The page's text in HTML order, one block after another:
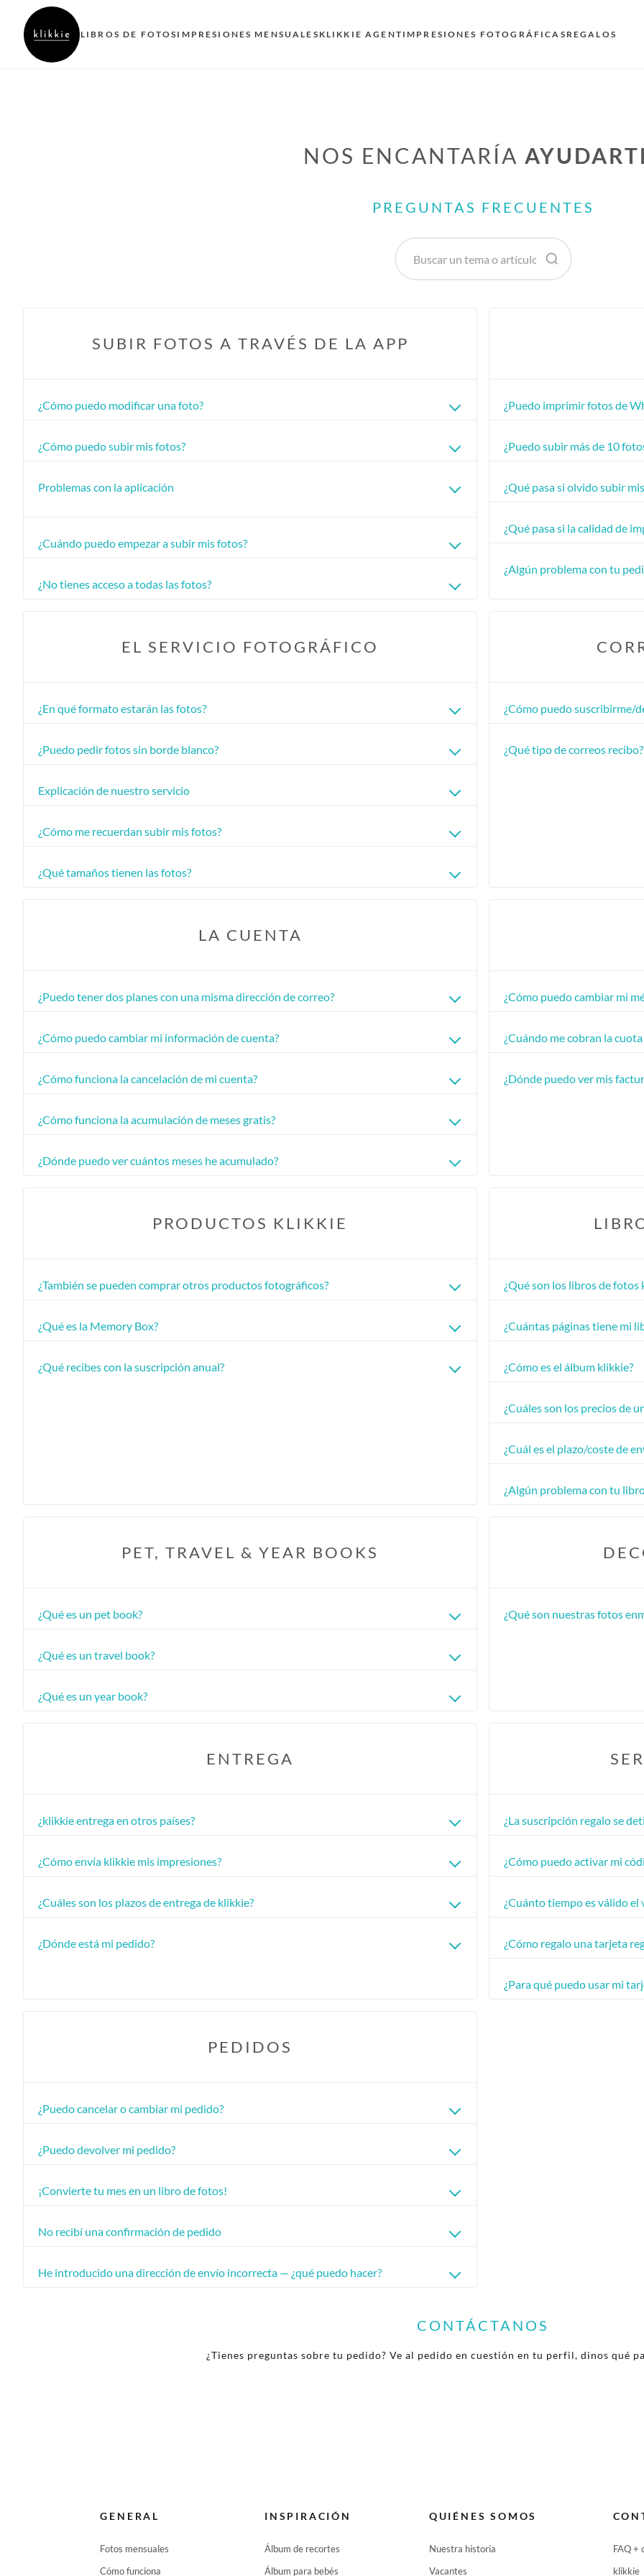
LIBROS DE FOTOS IMPRESIONES MENSUALES KLIKKIE AGENT IMPRESIONES FOTOGRÁFICAS REGALOS
NOS ENCANTARÍA
PREGUNTAS FRECUENTES
SUBIR FOTOS A TRAVÉS DE LA APP
¿Cómo puedo modificar una foto?
¿Cómo puedo subir mis fotos?
Problemas con la aplicación
¿Cuándo puedo empezar a subir mis fotos?
¿No tienes acceso a todas las fotos?
¿Puedo imprimir fotos de
¿Puedo subir más de 10
¿Qué pasa si olvido subir
¿Qué pasa si la calidad de
¿Algún problema con tu
EL SERVICIO FOTOGRÁFICO
¿En qué formato estarán las fotos?
¿Puedo pedir fotos sin borde blanco?
Explicación de nuestro servicio
¿Cómo me recuerdan subir mis fotos?
¿Qué tamaños tienen las fotos?
¿Cómo puedo suscribirme/
¿Qué tipo de correos recibo?
LA CUENTA
¿Puedo tener dos planes con una misma dirección de correo?
¿Cómo puedo cambiar mi información de cuenta?
¿Cómo funciona la cancelación de mi cuenta?
¿Cómo funciona la acumulación de meses gratis?
¿Dónde puedo ver cuántos meses he acumulado?
¿Cómo puedo cambiar mi
¿Cuándo me cobran la
¿Dónde puedo ver mis
PRODUCTOS KLIKKIE
¿También se pueden comprar otros productos fotográficos?
¿Qué es la Memory Box?
¿Qué recibes con la suscripción anual?
¿Qué son los libros de fotos
¿Cuántas páginas tiene mi
¿Cómo es el álbum klikkie?
¿Cuáles son los precios de
¿Cuál es el plazo/coste de
¿Algún problema con tu
PET, TRAVEL & YEAR BOOKS
¿Qué es un pet book?
¿Qué es un travel book?
¿Qué es un year book?
¿Qué son nuestras fotos
ENTREGA
¿klikkie entrega en otros países?
¿Cómo envía klikkie mis impresiones?
¿Cuáles son los plazos de entrega de klikkie?
¿Dónde está mi pedido?
¿La suscripción regalo se
¿Cómo puedo activar mi
¿Cuánto tiempo es válido el
¿Cómo regalo una tarjeta
¿Para qué puedo usar mi
PEDIDOS
¿Puedo cancelar o cambiar mi pedido?
¿Puedo devolver mi pedido?
¡Convierte tu mes en un libro de fotos!
No recibí una confirmación de pedido
He introducido una dirección de envío incorrecta — ¿qué puedo hacer?
CONTÁCTANOS
¿Tienes preguntas sobre tu pedido? Ve al pedido en cuestión en tu perfil, dinos qué
GENERAL
Fotos mensuales
Cómo funciona
INSPIRACIÓN
Álbum de recortes
Álbum para bebés
QUIÉNES SOMOS
Nuestra historia
Vacantes
FAQ +
klikkie